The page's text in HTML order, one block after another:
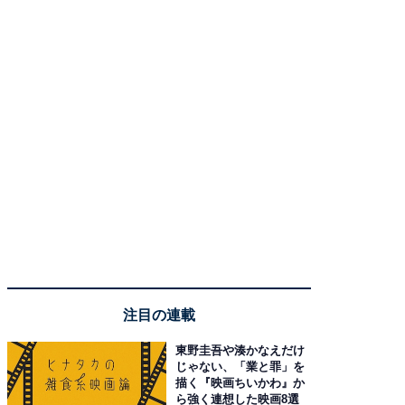
注目の連載
東野圭吾や湊かなえだけ
じゃない、「業と罪」を
描く『映画ちいかわ』か
ら強く連想した映画8選